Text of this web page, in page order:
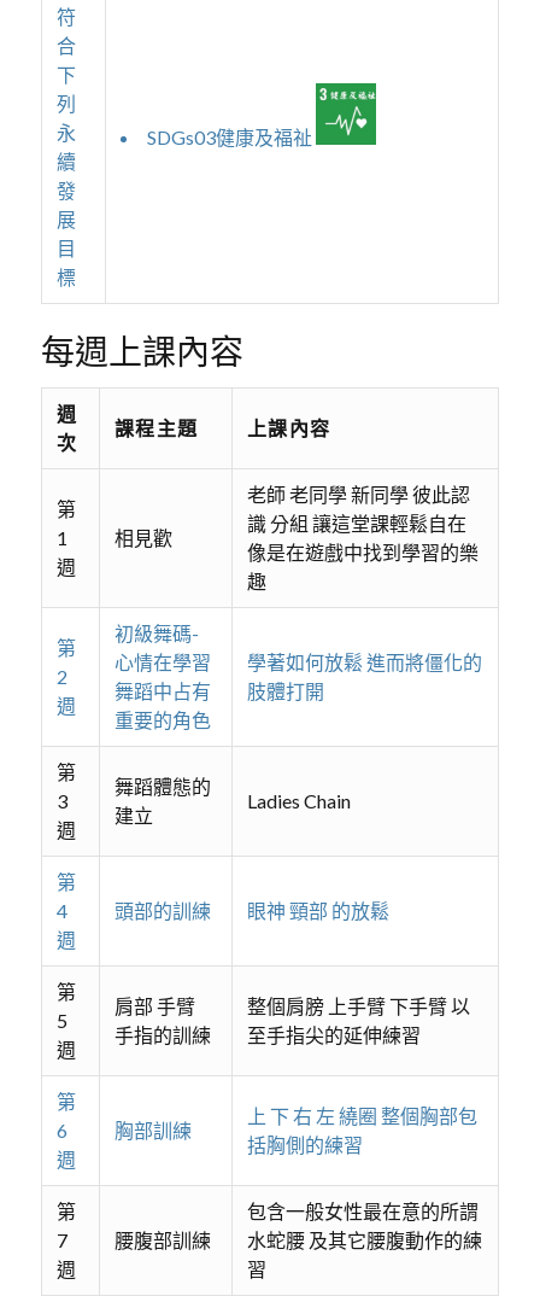
符
合
下
列
永
續
發
展
目
標
SDGs03健康及福祉
每週上課內容
週
次
課程主題 上課內容
第
1
週
相見歡
老師 老同學 新同學 彼此認
識 分組 讓這堂課輕鬆自在
像是在遊戲中找到學習的樂
趣
第
2
週
初級舞碼-
心情在學習
舞蹈中占有
重要的角色
學著如何放鬆 進而將僵化的
肢體打開
第
3
週
舞蹈體態的
建立
Ladies Chain
第
4
週
頭部的訓練 眼神 頸部 的放鬆
第
5
週
肩部 手臂
手指的訓練
整個肩膀 上手臂 下手臂 以
至手指尖的延伸練習
第
6
週
胸部訓練
上 下 右 左 繞圈 整個胸部包
括胸側的練習
第
7
週
腰腹部訓練
包含一般女性最在意的所謂
水蛇腰 及其它腰腹動作的練
習